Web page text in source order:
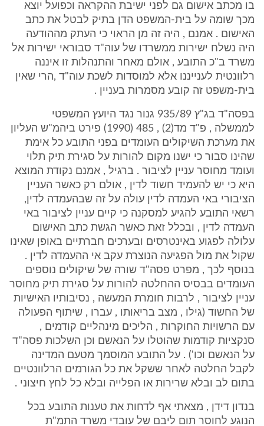
בו מכתב אישום גם לפני ישיבת ההקראה וכפועל יוצא
מכך שומה על בית-המשפט הדן בתיק לבטל את כתב
האישום . אמנם , היה זה מן הראוי כי העתק מההודעה
היה נשלח ישירות ממשרדו של עוה"ד סבוראי ישירות אל
משרד ב"כ התובע , אולם מאחר והתנהלות זו איננה
רלוונטית לענייננו אלא למוסדות לשכת עוה"ד ,הרי שאין
בית-משפט זה קובע מסמרות בעניין .
בפסה"ד בג"ץ 935/89 גנור נגד היועץ המשפטי
לממשלה , פ"ד מד(2) , 485 (1990) פירט ביהמ"ש העליון
את מערכת השיקולים העומדים בפני התובע כל אימת
שהינו סבור כי ישנו מקום להורות על סגירת תיק תלוי
ועומד מחוסר עניין לציבור . ברגיל , אמנם נקודת המוצא
היא כי יש להעמיד חשוד לדין , אולם רק כאשר העניין
הציבורי באי העמדה לדין עולה על זה שבהעמדה לדין,
רשאי התובע להגיע למסקנה כי קיים עניין לציבור באי
העמדה לדין , ובכלל זאת כאשר הגשת כתב האישום
עלולה לפגוע באינטרסים ובערכים חברתיים באופן שאינו
שקול את מול הפגיעה הנוצרת עקב אי ההעמדה לדין .
בנוסף לכך , מפרט פסה"ד שורה של שיקולים נוספים
העומדים בבסיס ההחלטה להורות על סגירת תיק מחוסר
עניין לציבור , לרבות חומרת המעשה , נסיבותיו האישיות
של החשוד (גילו , מצב בריאותו , עברו , שיתוף הפעולה
עם הרשויות החוקרות , הליכים מינהליים קודמים ,
סנקציות קודמות שהוטלו על הנאשם וכן השלכות פסה"ד
על הנאשם וכו') . על התובע המוסמך מטעם המדינה
לקבל החלטה לאחר ששקל את כל הגורמים הרלוונטיים
בתום לב ובלא שרירות או הפלייה ובלא כל לחץ חיצוני .
בנדון דידן , מצאתי אף לדחות את טענות התובע בכל
הנוגע לחוסר תום ליבם של עובדי משרד התמ"ת